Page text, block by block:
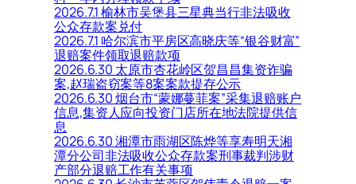
2026.7.1 榆林市吴堡县三星典当行非法吸收
公众存款案兑付
2026.7.1 哈尔滨市平房区高晓庆等“银谷财富”
退赔案件领取退赔款项
2026.6.30 太原市杏花岭区贺昌昌集资诈骗
案,赵瑞盗窃案等8案案款提存公示
2026.6.30 烟台市“蒙娜蔓菲案”采集退赔账户
信息,集资人应向投资门店所在地法院提供信
息
2026.6.30 湘潭市雨湖区陈烨等享寿明天湘
潭分公司非法吸收公众存款案刑事裁判涉财
产部分退赔工作有关事项